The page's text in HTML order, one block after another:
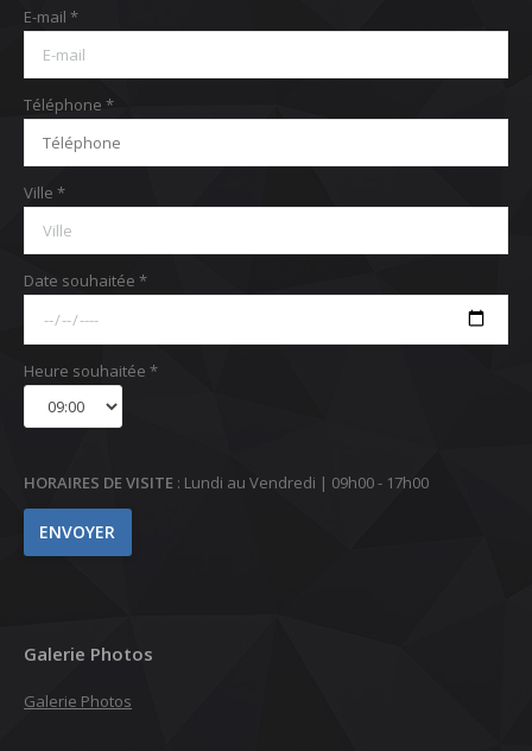
E-mail *
Téléphone *
Ville *
Date souhaitée *
Heure souhaitée *
HORAIRES DE VISITE : Lundi au Vendredi | 09h00 - 17h00
Galerie Photos
Galerie Photos